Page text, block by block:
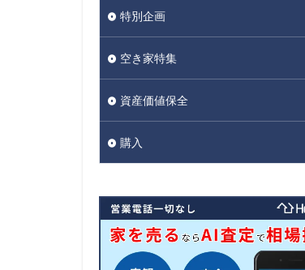
特別企画
空き家特集
資産価値保全
購入